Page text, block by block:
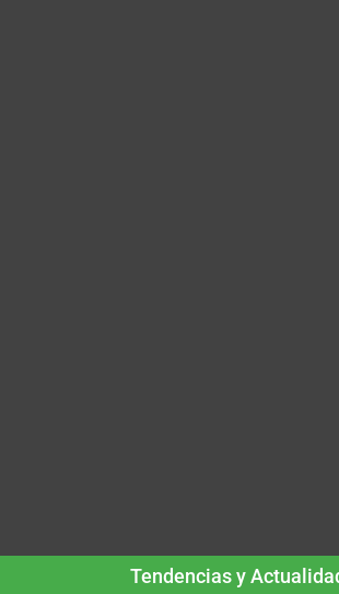
Tendencias y